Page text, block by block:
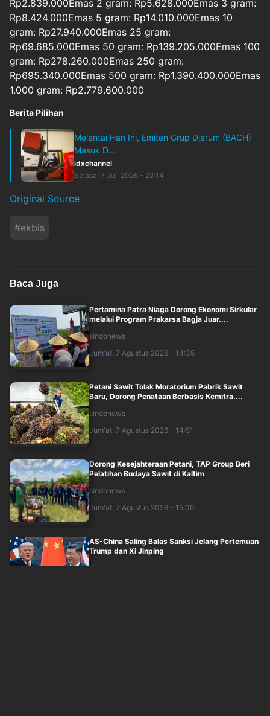
Rp2.839.000Emas 2 gram: Rp5.628.000Emas 3 gram:
Rp8.424.000Emas 5 gram: Rp14.010.000Emas 10
gram: Rp27.940.000Emas 25 gram:
Rp69.685.000Emas 50 gram: Rp139.205.000Emas 100
gram: Rp278.260.000Emas 250 gram:
Rp695.340.000Emas 500 gram: Rp1.390.400.000Emas
1.000 gram: Rp2.779.600.000
Berita Pilihan
Melantai Hari Ini, Emiten Grup Djarum (BACH)
Masuk D...
idxchannel
Selasa, 7 Juli 2026 - 22:14
Original Source
#ekbis
Baca Juga
Pertamina Patra Niaga Dorong Ekonomi Sirkular
melalui Program Prakarsa Bagja Juar....
sindonews
Jum'at, 7 Agustus 2026 - 14:35
Petani Sawit Tolak Moratorium Pabrik Sawit
Baru, Dorong Penataan Berbasis Kemitra....
sindonews
Jum'at, 7 Agustus 2026 - 14:51
Dorong Kesejahteraan Petani, TAP Group Beri
Pelatihan Budaya Sawit di Kaltim
sindonews
Jum'at, 7 Agustus 2026 - 15:00
AS-China Saling Balas Sanksi Jelang Pertemuan
Trump dan Xi Jinping
sindonews